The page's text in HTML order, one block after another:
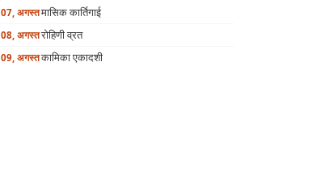
07, अगस्तमासिक कार्तिगाई
08, अगस्तरोहिणी व्रत
09, अगस्तकामिका एकादशी